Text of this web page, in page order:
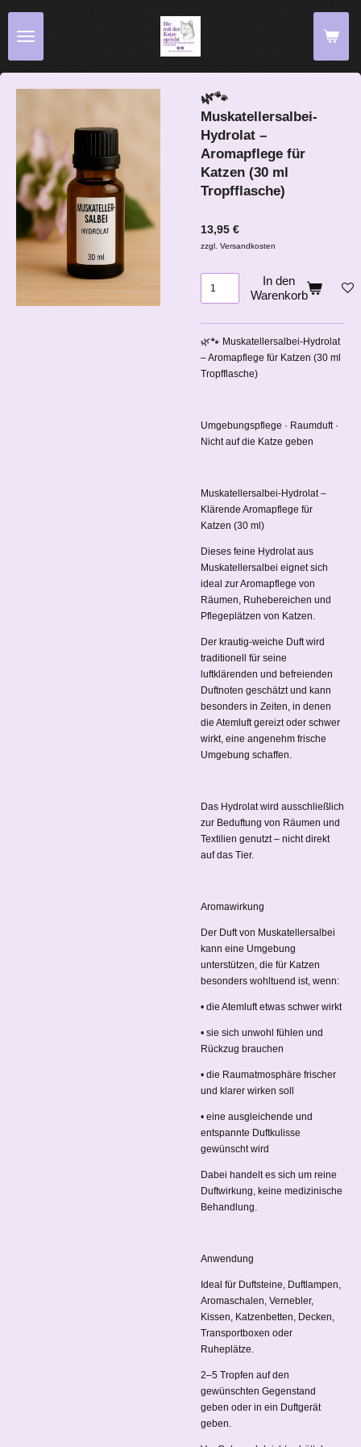
Zum
Hauptinhalt
🌿🐾
Muskatellersalbei-
Hydrolat –
Aromapflege für
Katzen (30 ml
Tropfflasche)
13,95 €
zzgl. Versandkosten
In den
Warenkorb
🌿🐾 Muskatellersalbei-Hydrolat
– Aromapflege für Katzen (30 ml
Tropfflasche)
Umgebungspflege · Raumduft ·
Nicht auf die Katze geben
Muskatellersalbei-Hydrolat –
Klärende Aromapflege für
Katzen (30 ml)
Dieses feine Hydrolat aus
Muskatellersalbei eignet sich
ideal zur Aromapflege von
Räumen, Ruhebereichen und
Pflegeplätzen von Katzen.
Der krautig-weiche Duft wird
traditionell für seine
luftklärenden und befreienden
Duftnoten geschätzt und kann
besonders in Zeiten, in denen
die Atemluft gereizt oder schwer
wirkt, eine angenehm frische
Umgebung schaffen.
Das Hydrolat wird ausschließlich
zur Beduftung von Räumen und
Textilien genutzt – nicht direkt
auf das Tier.
Aromawirkung
Der Duft von Muskatellersalbei
kann eine Umgebung
unterstützen, die für Katzen
besonders wohltuend ist, wenn:
• die Atemluft etwas schwer wirkt
• sie sich unwohl fühlen und
Rückzug brauchen
• die Raumatmosphäre frischer
und klarer wirken soll
• eine ausgleichende und
entspannte Duftkulisse
gewünscht wird
Dabei handelt es sich um reine
Duftwirkung, keine medizinische
Behandlung.
Anwendung
Ideal für Duftsteine, Duftlampen,
Aromaschalen, Vernebler,
Kissen, Katzenbetten, Decken,
Transportboxen oder
Ruheplätze.
2–5 Tropfen auf den
gewünschten Gegenstand
geben oder in ein Duftgerät
geben.